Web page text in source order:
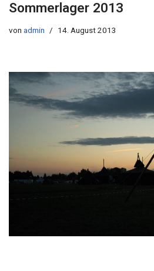
Sommerlager 2013
von admin 14. August 2013